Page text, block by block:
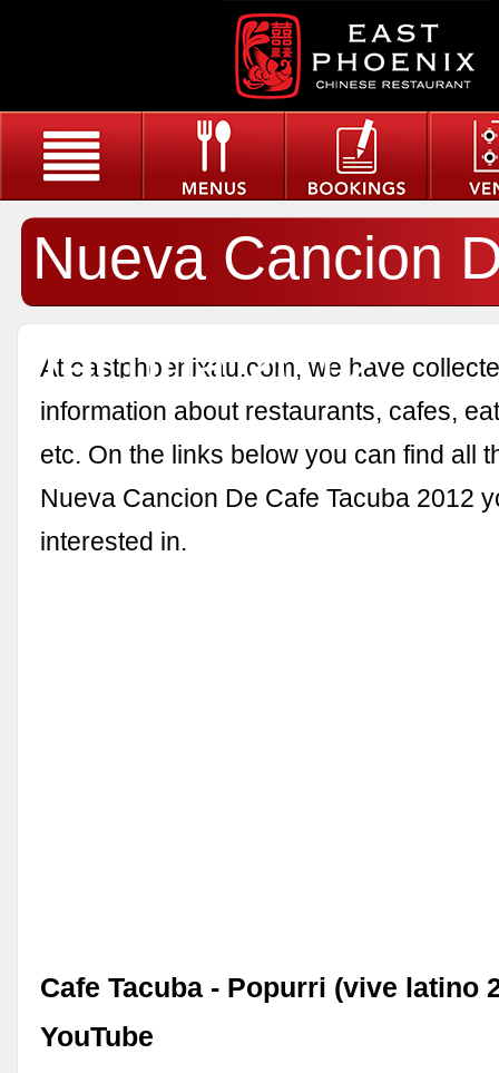
Nueva Cancion
Tacuba 2012
At eastphoenixau.com, we have
information about restaurants, cafes,
etc. On the links below you can find all
Nueva Cancion De Cafe Tacuba 2012
interested in.
Cafe Tacuba - Popurri (vive latino
YouTube